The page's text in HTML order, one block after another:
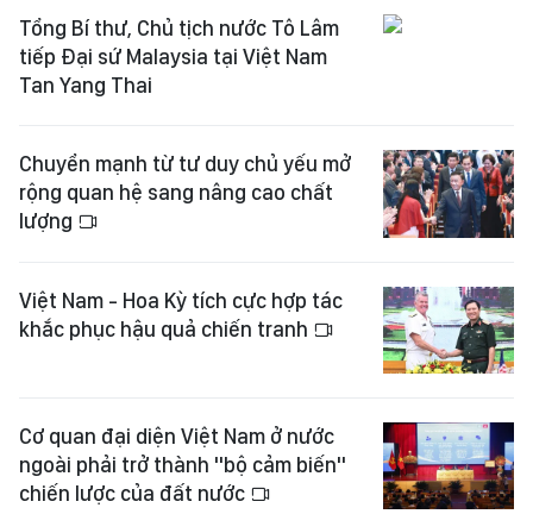
Tổng Bí thư, Chủ tịch nước Tô Lâm
tiếp Đại sứ Malaysia tại Việt Nam
Tan Yang Thai
Chuyển mạnh từ tư duy chủ yếu mở
rộng quan hệ sang nâng cao chất
lượng
Việt Nam - Hoa Kỳ tích cực hợp tác
khắc phục hậu quả chiến tranh
Cơ quan đại diện Việt Nam ở nước
ngoài phải trở thành "bộ cảm biến"
chiến lược của đất nước